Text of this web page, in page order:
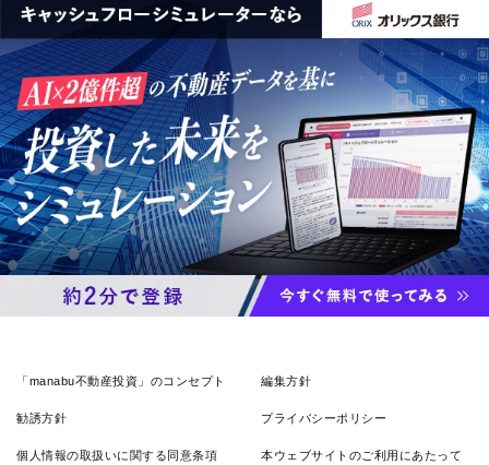
「manabu不動産投資」のコンセプト 編集方針
勧誘方針 プライバシーポリシー
個人情報の取扱いに関する同意条項 本ウェブサイトのご利用にあたって